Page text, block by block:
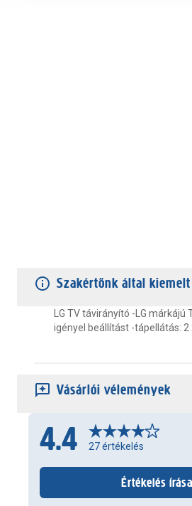
Szakértőnk által
LG TV távirányító -LG
igényel beállítást -tápellátás:
Vásárlói vélemények
4.4 27értékelés
Értékelés írása